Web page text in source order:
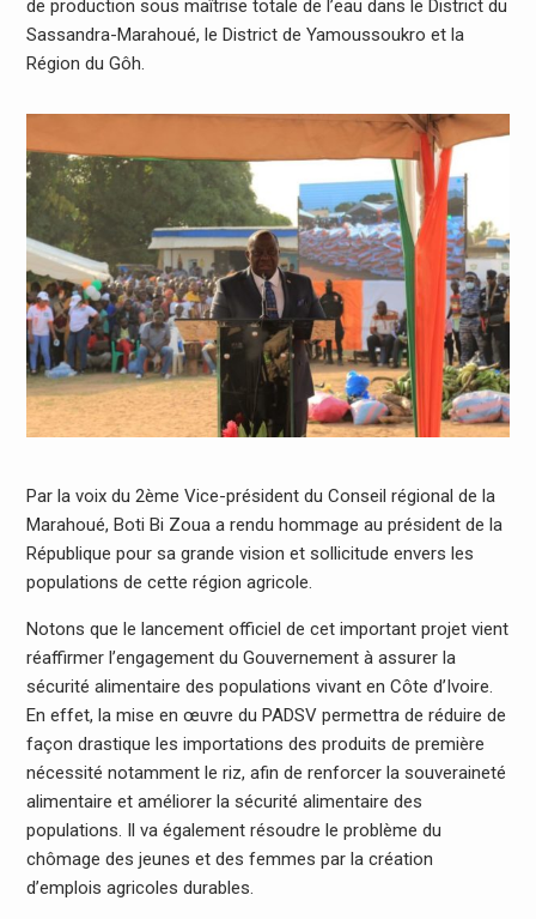
de production sous maîtrise totale de l’eau dans le District du
Sassandra-Marahoué, le District de Yamoussoukro et la
Région du Gôh.
Par la voix du 2ème Vice-président du Conseil régional de la
Marahoué, Boti Bi Zoua a rendu hommage au président de la
République pour sa grande vision et sollicitude envers les
populations de cette région agricole.
Notons que le lancement officiel de cet important projet vient
réaffirmer l’engagement du Gouvernement à assurer la
sécurité alimentaire des populations vivant en Côte d’Ivoire.
En effet, la mise en œuvre du PADSV permettra de réduire de
façon drastique les importations des produits de première
nécessité notamment le riz, afin de renforcer la souveraineté
alimentaire et améliorer la sécurité alimentaire des
populations. Il va également résoudre le problème du
chômage des jeunes et des femmes par la création
d’emplois agricoles durables.